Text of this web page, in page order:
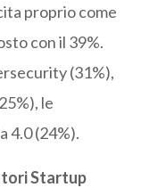
proprio come
con il 39%.
(31%),
le
4.0 (24%).
Startup